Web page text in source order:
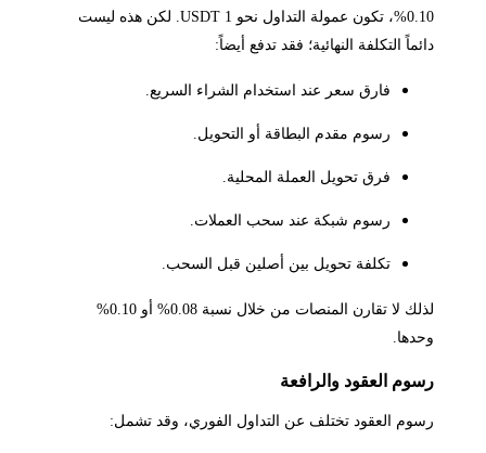
0.10%، تكون عمولة التداول نحو 1 USDT. لكن هذه ليست
دائماً التكلفة النهائية؛ فقد تدفع أيضاً:
فارق سعر عند استخدام الشراء السريع.
رسوم مقدم البطاقة أو التحويل.
فرق تحويل العملة المحلية.
رسوم شبكة عند سحب العملات.
تكلفة تحويل بين أصلين قبل السحب.
لذلك لا تقارن المنصات من خلال نسبة 0.08% أو 0.10%
وحدها.
رسوم العقود والرافعة
رسوم العقود تختلف عن التداول الفوري، وقد تشمل: